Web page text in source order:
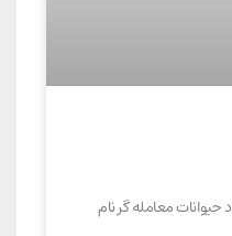
حیوانات معامله گر نام